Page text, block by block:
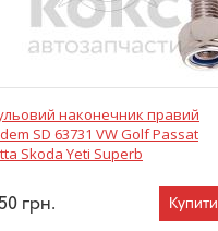
наконечник правий
SD 63731 VW Golf Passat
Skoda Yeti Superb
грн. Купити